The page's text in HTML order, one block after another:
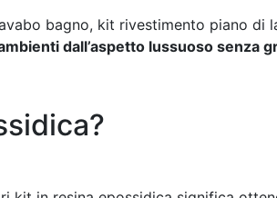
bagno, kit rivestimento piano di
dall’aspetto lussuoso senza